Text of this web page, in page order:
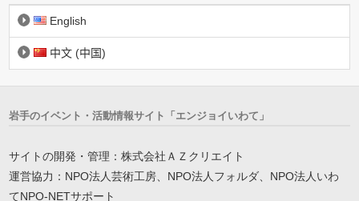
English
中文 (中国)
岩手のイベント・活動情報サイト「エンジョイいわて」
サイトの開発・管理：株式会社ＡＺクリエイト
運営協力：NPO法人芸術工房、NPO法人フォルダ、NPO法人いわ
てNPO-NETサポート